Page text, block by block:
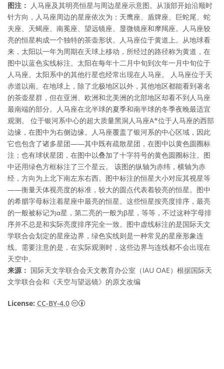
图注： 人马座及其明亮恒星与周边星座示意图。从顶部开始沿顺时
针方向，人马座周边的星座依次为：天鹰座、盾牌座、巨蛇尾、蛇
夫座、天蝎座、南冕座、望远镜座、显微镜座和摩羯座。人马座较
亮的恒星构成一个独特的茶壶形状。人马座位于黄道上。从地球看
来，太阳以一年为周期在天球上移动，所经过的路径称为黄道，在
图中以蓝色实线标注。太阳在每年十二月中旬到次年一月中旬位于
人马座。太阳系中的其他行星也经常出现在人马座。 人马座位于天
赤道以南。在地球上，除了北极地区以外，其他地区都能看到著名
的茶壶星群，但在亚洲、欧洲和北美洲的北部地区却看不到人马座
最南端的部分。人马座在北半球的夏季和南半球的冬季夜晚最适宜
观测。 位于银河系中心的超大质量黑洞人马座A*位于人马座的西部
边缘，在图中为右侧边缘。人马座覆盖了银河系的中心区域，因此
它也包含了诸多星团——其中既有疏散星团，在图中以黄色圆圈标
注；也有球状星团，在图中以叠加了十字符号的黄色圆圈标注。图
中还用绿色方框标注了三个星云。 该图的纵轴为赤纬，横轴为赤
经，方向为上北下南左东右西。图中标注的恒星大小对应其视星等
——衡量天体视亮度的标准，较大的圆点代表着较亮的恒星。图中
的希腊字母标注着星座中最亮的恒星。这些恒星按亮度排序，最亮
的一般被标记为α星，第二亮的一般为β星，等等，不过这种字母排
序并不总是和实际亮度排序完全一致。图中虚线标注的是国际天文
学联合会划定的星座边界，绿色实线则是一种常见的星座形象连
线。需要注意的是，在实际观测时，这些边界与连线都不会出现在
天空中。
来源： 国际天文学联合会天文教育办公室（IAU OAE）根据国际天
文学联合会和《天空与望远镜》的原文改编
License: CC-BY-4.0 知识共享许可协议 署名 4.0 国际 (CC BY